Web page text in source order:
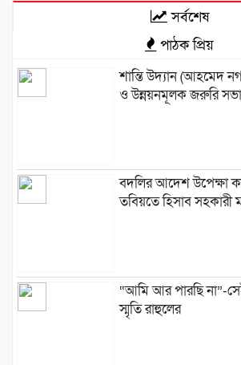
সর্বশেষ
পাঠক প্রিয়
শান্তি উদ্যান (আহমেদ
ও উন্নয়নমূলক জরুরি
বদলির আদেশ উপেক্ষা
তবিয়তে হিসাব সহকারী
“আমি আর পারছি না”-
স্মৃতি রাহুলের